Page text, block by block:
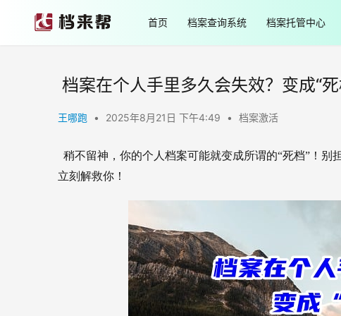
首页 档案查询系统 档案托管中心
档案在个人手里多久会失效？变成“死
王哪跑 • 2025年8月21日 下午4:49 • 档案激活
稍不留神，你的个人档案可能就变成所谓的“死档”！
立刻解救你！